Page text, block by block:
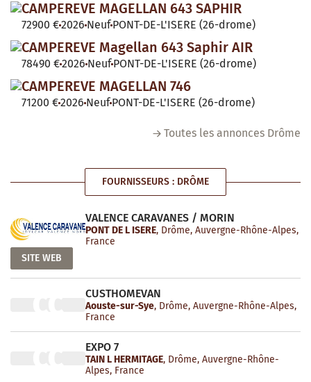
CAMPEREVE MAGELLAN 643 SAPHIR
72900 €2026 Neuf PONT-DE-L'ISERE (26-drome)
CAMPEREVE Magellan 643 Saphir AIR
78490 €2026 Neuf PONT-DE-L'ISERE (26-drome)
CAMPEREVE MAGELLAN 746
71200 €2026 Neuf PONT-DE-L'ISERE (26-drome)
Toutes les annonces Drôme
FOURNISSEURS : DRÔME
VALENCE CARAVANES / MORIN
PONT DE L ISERE, Drôme, Auvergne-Rhône-Alpes,
France
SITE WEB
CUSTHOMEVAN
Aouste-sur-Sye, Drôme, Auvergne-Rhône-Alpes,
France
EXPO 7
TAIN L HERMITAGE, Drôme, Auvergne-Rhône-
Alpes, France